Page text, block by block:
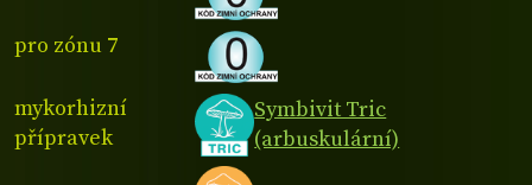
pro zónu 7
mykorhizní
přípravek
Symbivit Tric
(arbuskulární)